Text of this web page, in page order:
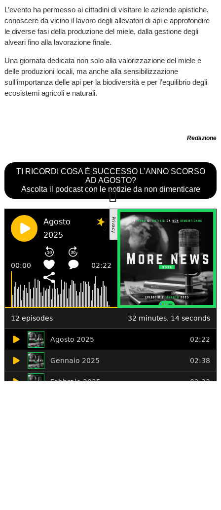
L’evento ha permesso ai cittadini di visitare le aziende apistiche,
conoscere da vicino il lavoro degli allevatori di api e approfondire
le diverse fasi della produzione del miele, dalla gestione degli
alveari fino alla lavorazione finale.
Una giornata dedicata non solo alla valorizzazione del miele e
delle produzioni locali, ma anche alla sensibilizzazione
sull’importanza delle api per la biodiversità e per l’equilibrio degli
ecosistemi agricoli e naturali.
Redazione
TI RICORDI COSA È SUCCESSO L’ANNO SCORSO
AD AGOSTO?
Ascolta il podcast con le notizie da non dimenticare